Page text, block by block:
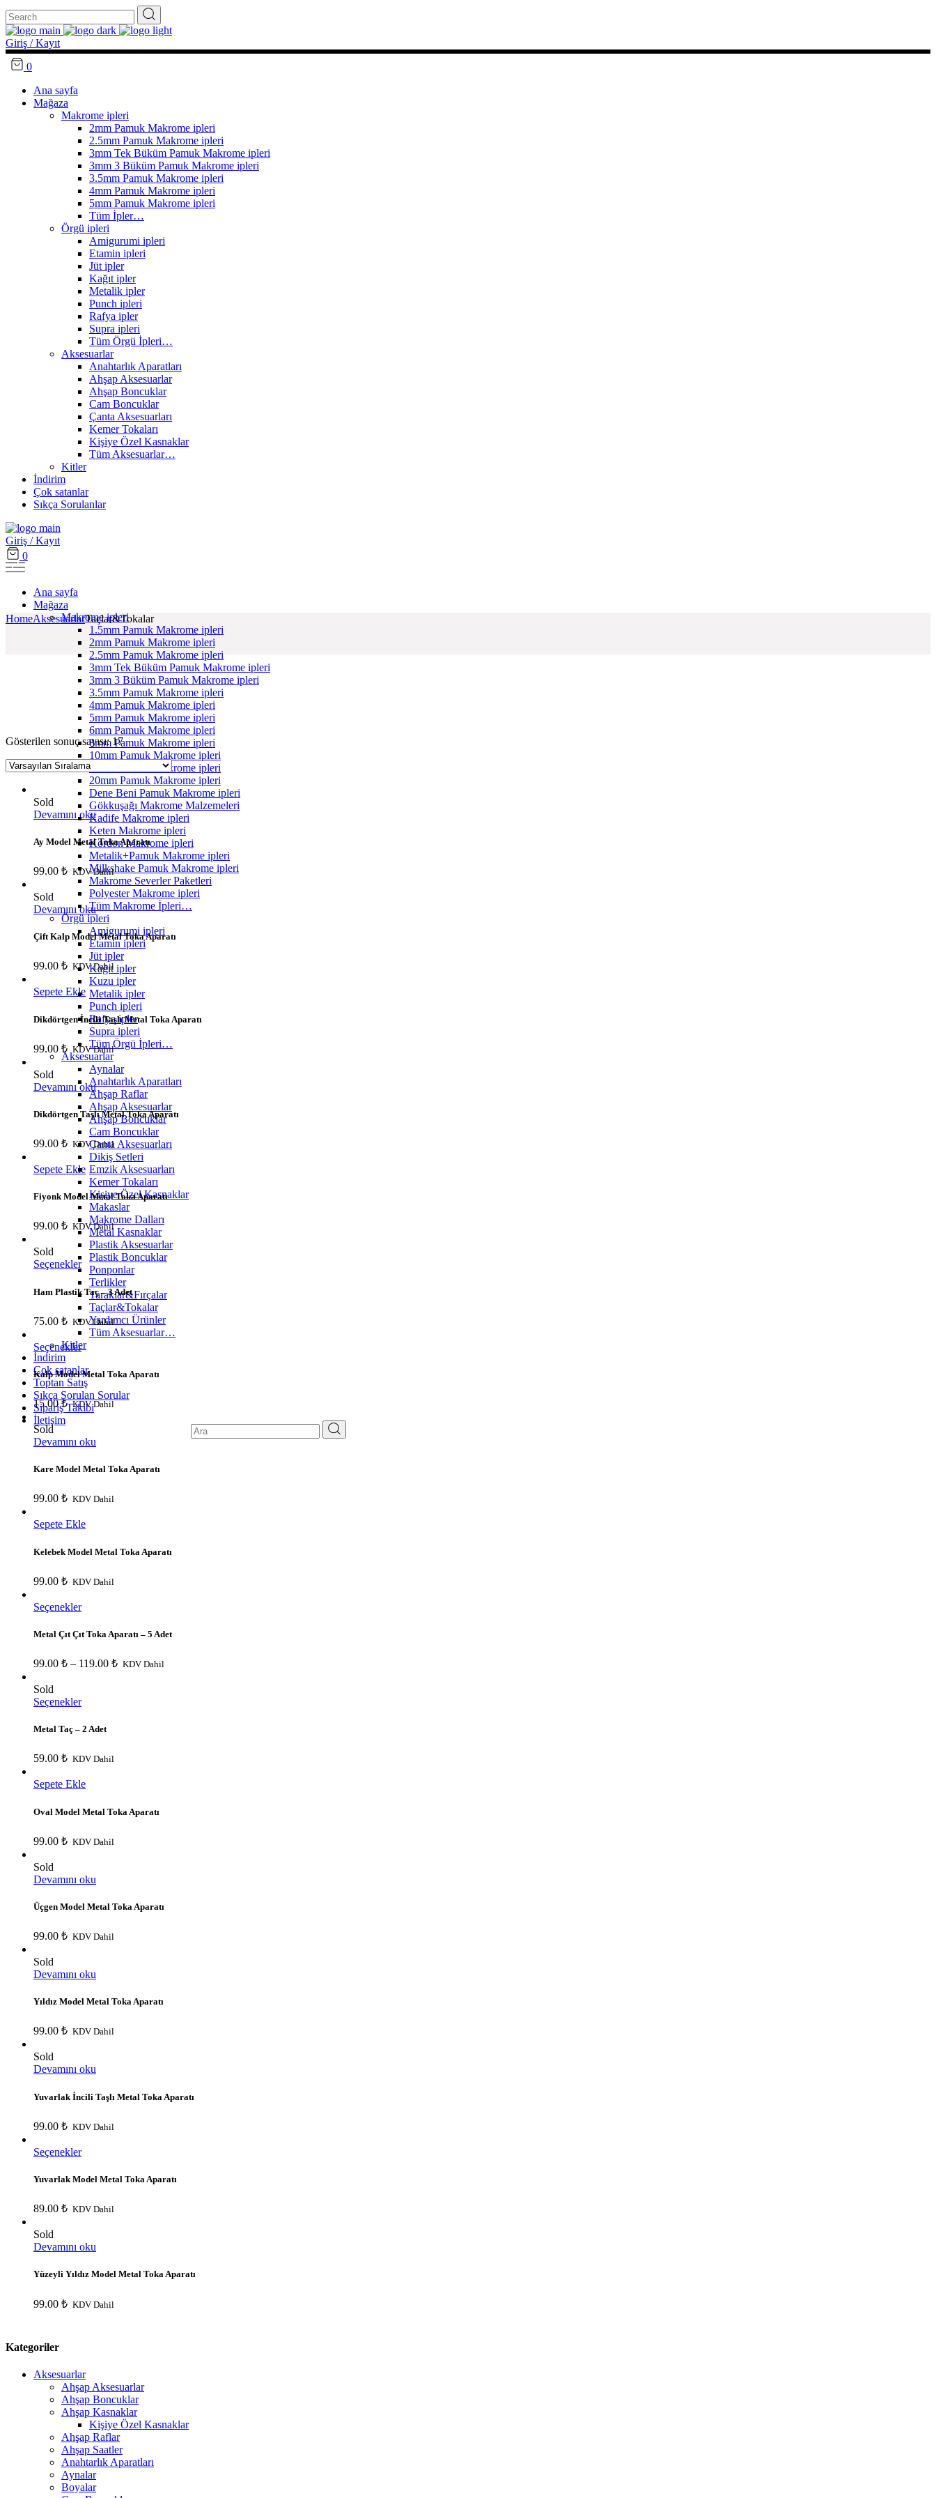
Search
for:
Giriş / Kayıt
0
Ana sayfa
Mağaza
Makrome ipleri
2mm Pamuk Makrome ipleri
2.5mm Pamuk Makrome ipleri
3mm Tek Büküm Pamuk Makrome ipleri
3mm 3 Büküm Pamuk Makrome ipleri
3.5mm Pamuk Makrome ipleri
4mm Pamuk Makrome ipleri
5mm Pamuk Makrome ipleri
Tüm İpler…
Örgü ipleri
Amigurumi ipleri
Etamin ipleri
Jüt ipler
Kağıt ipler
Metalik ipler
Punch ipleri
Rafya ipler
Supra ipleri
Tüm Örgü İpleri…
Aksesuarlar
Anahtarlık Aparatları
Ahşap Aksesuarlar
Ahşap Boncuklar
Cam Boncuklar
Çanta Aksesuarları
Kemer Tokaları
Kişiye Özel Kasnaklar
Tüm Aksesuarlar…
Kitler
İndirim
Çok satanlar
Sıkça Sorulanlar
Giriş / Kayıt
0
Ana sayfa
Mağaza
Makrome ipleri
1.5mm Pamuk Makrome ipleri
2mm Pamuk Makrome ipleri
2.5mm Pamuk Makrome ipleri
3mm Tek Büküm Pamuk Makrome ipleri
3mm 3 Büküm Pamuk Makrome ipleri
3.5mm Pamuk Makrome ipleri
4mm Pamuk Makrome ipleri
5mm Pamuk Makrome ipleri
6mm Pamuk Makrome ipleri
8mm Pamuk Makrome ipleri
10mm Pamuk Makrome ipleri
14mm Pamuk Makrome ipleri
20mm Pamuk Makrome ipleri
Dene Beni Pamuk Makrome ipleri
Gökkuşağı Makrome Malzemeleri
Kadife Makrome ipleri
Keten Makrome ipleri
Kordon Makrome ipleri
Metalik+Pamuk Makrome ipleri
Milkshake Pamuk Makrome ipleri
Makrome Severler Paketleri
Polyester Makrome ipleri
Tüm Makrome İpleri…
Örgü ipleri
Amigurumi ipleri
Etamin ipleri
Jüt ipler
Kağıt ipler
Kuzu ipler
Metalik ipler
Punch ipleri
Rafya ipler
Supra ipleri
Tüm Örgü İpleri…
Aksesuarlar
Aynalar
Anahtarlık Aparatları
Ahşap Raflar
Ahşap Aksesuarlar
Ahşap Boncuklar
Cam Boncuklar
Çanta Aksesuarları
Dikiş Setleri
Emzik Aksesuarları
Kemer Tokaları
Kişiye Özel Kasnaklar
Makaslar
Makrome Dalları
Metal Kasnaklar
Plastik Aksesuarlar
Plastik Boncuklar
Ponponlar
Terlikler
Taraklar&Fırçalar
Taçlar&Tokalar
Yardımcı Ürünler
Tüm Aksesuarlar…
Kitler
İndirim
Çok satanlar
Toptan Satış
Sıkça Sorulan Sorular
Sipariş Takibi
İletişim
Search
for:
HomeAksesuarlarTaçlar&Tokalar
Gösterilen sonuç sayısı: 17
Sold
Devamını oku
Ay Model Metal Toka Aparatı
99.00 ₺ KDV Dahil
Sold
Devamını oku
Çift Kalp Model Metal Toka Aparatı
99.00 ₺ KDV Dahil
Sepete Ekle
Dikdörtgen İncili Taşlı Metal Toka Aparatı
99.00 ₺ KDV Dahil
Sold
Devamını oku
Dikdörtgen Taşlı Metal Toka Aparatı
99.00 ₺ KDV Dahil
Sepete Ekle
Fiyonk Model Metal Toka Aparatı
99.00 ₺ KDV Dahil
Sold
Seçenekler
Ham Plastik Taç – 3 Adet
75.00 ₺ KDV Dahil
Seçenekler
Kalp Model Metal Toka Aparatı
15.00₺ KDV Dahil
Sold
Devamını oku
Kare Model Metal Toka Aparatı
99.00 ₺ KDV Dahil
Sepete Ekle
Kelebek Model Metal Toka Aparatı
99.00 ₺ KDV Dahil
Seçenekler
Metal Çıt Çıt Toka Aparatı – 5 Adet
99.00 ₺ – 119.00 ₺ KDV Dahil
Sold
Seçenekler
Metal Taç – 2 Adet
59.00 ₺ KDV Dahil
Sepete Ekle
Oval Model Metal Toka Aparatı
99.00 ₺ KDV Dahil
Sold
Devamını oku
Üçgen Model Metal Toka Aparatı
99.00 ₺ KDV Dahil
Sold
Devamını oku
Yıldız Model Metal Toka Aparatı
99.00 ₺ KDV Dahil
Sold
Devamını oku
Yuvarlak İncili Taşlı Metal Toka Aparatı
99.00 ₺ KDV Dahil
Seçenekler
Yuvarlak Model Metal Toka Aparatı
89.00 ₺ KDV Dahil
Sold
Devamını oku
Yüzeyli Yıldız Model Metal Toka Aparatı
99.00 ₺ KDV Dahil
Kategoriler
Aksesuarlar
Ahşap Aksesuarlar
Ahşap Boncuklar
Ahşap Kasnaklar
Kişiye Özel Kasnaklar
Ahşap Raflar
Ahşap Saatler
Anahtarlık Aparatları
Aynalar
Boyalar